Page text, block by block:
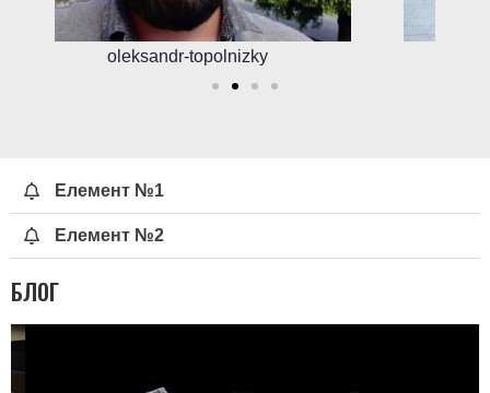
ivan-kornijchuk
Елемент №1
Елемент №2
БЛОГ